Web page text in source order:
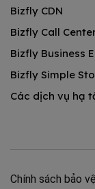
Bizfly CDN
Bizfly Call
Bizfly Business
Bizfly Simple
Các dịch vụ hạ
Chính sách bảo